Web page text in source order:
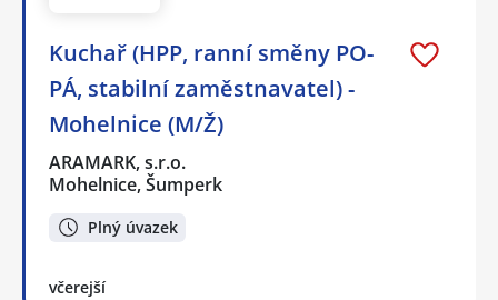
Kuchař (HPP, ranní směny PO-
PÁ, stabilní zaměstnavatel) -
Mohelnice (M/Ž)
ARAMARK, s.r.o.
Mohelnice, Šumperk
Plný úvazek
včerejší